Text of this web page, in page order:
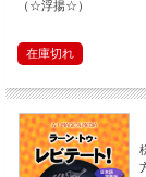
（☆浮揚☆）
在庫切れ